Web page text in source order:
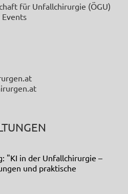
für Unfallchirurgie (ÖGU)
"KI in der Unfallchirurgie –
und praktische